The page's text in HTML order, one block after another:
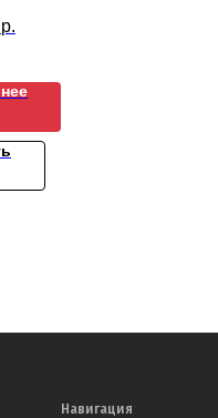
р.
Навигация